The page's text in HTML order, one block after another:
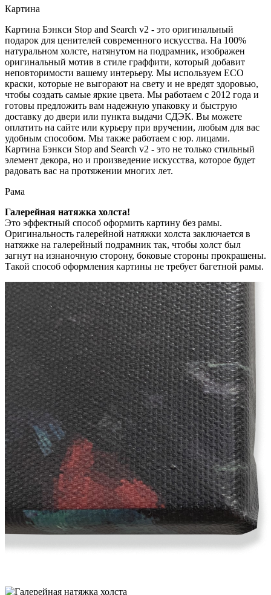
Картина
Картина Бэнкси Stop and Search v2 - это оригинальный
подарок для ценителей современного искусства. На 100%
натуральном холсте, натянутом на подрамник, изображен
оригинальный мотив в стиле граффити, который добавит
неповторимости вашему интерьеру. Мы используем ECO
краски, которые не выгорают на свету и не вредят здоровью,
чтобы создать самые яркие цвета. Мы работаем с 2012 года и
готовы предложить вам надежную упаковку и быструю
доставку до двери или пункта выдачи СДЭК. Вы можете
оплатить на сайте или курьеру при вручении, любым для вас
удобным способом. Мы также работаем с юр. лицами.
Картина Бэнкси Stop and Search v2 - это не только стильный
элемент декора, но и произведение искусства, которое будет
радовать вас на протяжении многих лет.
Рама
Галерейная натяжка холста!
Это эффектный способ оформить картину без рамы.
Оригинальность галерейной натяжки холста заключается в
натяжке на галерейный подрамник так, чтобы холст был
загнут на изнаночную сторону, боковые стороны прокрашены.
Такой способ оформления картины не требует багетной рамы.